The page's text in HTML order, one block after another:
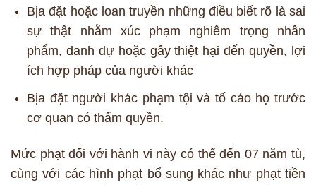
Bịa đặt hoặc loan truyền những điều biết rõ là sai
sự thật nhằm xúc phạm nghiêm trọng nhân
phẩm, danh dự hoặc gây thiệt hại đến quyền, lợi
ích hợp pháp của người khác
Bịa đặt người khác phạm tội và tố cáo họ trước
cơ quan có thẩm quyền.
Mức phạt đối với hành vi này có thể đến 07 năm tù,
cùng với các hình phạt bổ sung khác như phạt tiền